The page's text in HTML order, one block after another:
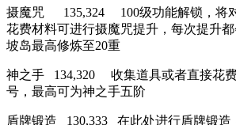
摄魔咒 135,324 100级功能解锁，将
花费材料可进行摄魔咒提升，每次提升
坡岛最高修炼至20重
神之手 134,320 收集道具或者直接花
号，最高可为神之手五阶
盾牌锻造 130,333 在此处进行盾牌锻造